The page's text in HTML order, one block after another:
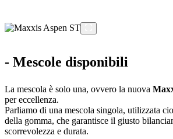
- Mescole disponibili
La mescola è solo una, ovvero la nuova
per eccellenza.
Parliamo di una mescola singola, utilizzata
della gomma, che garantisce il giusto
scorrevolezza e durata.